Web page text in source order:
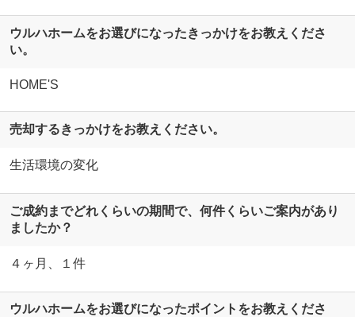
ウルハホームをお選びになったきっかけをお教えくださ
い。
HOME'S
売却するきっかけをお教えください。
生活環境の変化
ご成約までどれくらいの期間で、何件くらいご案内があり
ましたか？
４ヶ月、１件
ウルハホームをお選びになったポイントをお教えくださ